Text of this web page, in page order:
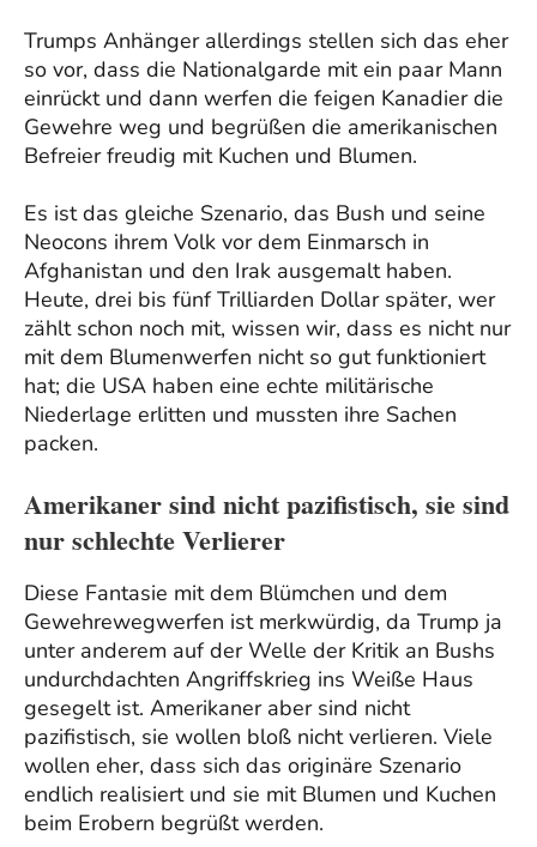
Trumps Anhänger allerdings stellen sich das eher
so vor, dass die Nationalgarde mit ein paar Mann
einrückt und dann werfen die feigen Kanadier die
Gewehre weg und begrüßen die amerikanischen
Befreier freudig mit Kuchen und Blumen.
Es ist das gleiche Szenario, das Bush und seine
Neocons ihrem Volk vor dem Einmarsch in
Afghanistan und den Irak ausgemalt haben.
Heute, drei bis fünf Trilliarden Dollar später, wer
zählt schon noch mit, wissen wir, dass es nicht nur
mit dem Blumenwerfen nicht so gut funktioniert
hat; die USA haben eine echte militärische
Niederlage erlitten und mussten ihre Sachen
packen.
Amerikaner sind nicht pazifistisch, sie sind
nur schlechte Verlierer
Diese Fantasie mit dem Blümchen und dem
Gewehrewegwerfen ist merkwürdig, da Trump ja
unter anderem auf der Welle der Kritik an Bushs
undurchdachten Angriffskrieg ins Weiße Haus
gesegelt ist. Amerikaner aber sind nicht
pazifistisch, sie wollen bloß nicht verlieren. Viele
wollen eher, dass sich das originäre Szenario
endlich realisiert und sie mit Blumen und Kuchen
beim Erobern begrüßt werden.